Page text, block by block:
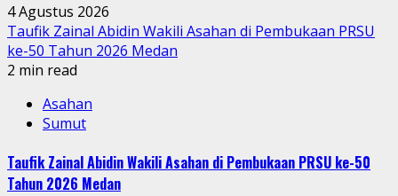
4 Agustus 2026
Taufik Zainal Abidin Wakili Asahan di Pembukaan PRSU
ke-50 Tahun 2026 Medan
2 min read
Asahan
Sumut
Taufik Zainal Abidin Wakili Asahan di Pembukaan PRSU ke-50
Tahun 2026 Medan